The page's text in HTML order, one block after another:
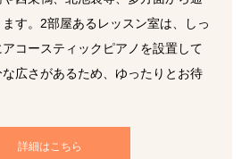
す。2部屋あるレッスン室は、しっ
コースティックピアノを設置して
広さがあるため、ゆったりとお待
詳細はこちら